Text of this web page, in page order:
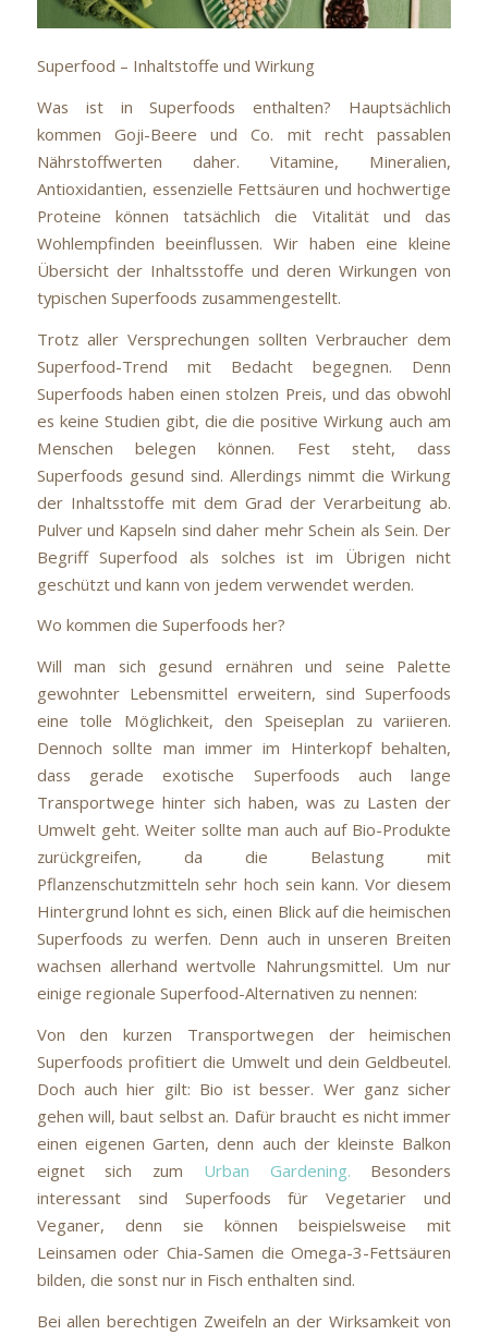
Superfood – Inhaltstoffe und Wirkung
Was ist in Superfoods enthalten? Hauptsächlich
kommen Goji-Beere und Co. mit recht passablen
Nährstoffwerten daher. Vitamine, Mineralien,
Antioxidantien, essenzielle Fettsäuren und hochwertige
Proteine können tatsächlich die Vitalität und das
Wohlempfinden beeinflussen. Wir haben eine kleine
Übersicht der Inhaltsstoffe und deren Wirkungen von
typischen Superfoods zusammengestellt.
Trotz aller Versprechungen sollten Verbraucher dem
Superfood-Trend mit Bedacht begegnen. Denn
Superfoods haben einen stolzen Preis, und das obwohl
es keine Studien gibt, die die positive Wirkung auch am
Menschen belegen können. Fest steht, dass
Superfoods gesund sind. Allerdings nimmt die Wirkung
der Inhaltsstoffe mit dem Grad der Verarbeitung ab.
Pulver und Kapseln sind daher mehr Schein als Sein. Der
Begriff Superfood als solches ist im Übrigen nicht
geschützt und kann von jedem verwendet werden.
Wo kommen die Superfoods her?
Will man sich gesund ernähren und seine Palette
gewohnter Lebensmittel erweitern, sind Superfoods
eine tolle Möglichkeit, den Speiseplan zu variieren.
Dennoch sollte man immer im Hinterkopf behalten,
dass gerade exotische Superfoods auch lange
Transportwege hinter sich haben, was zu Lasten der
Umwelt geht. Weiter sollte man auch auf Bio-Produkte
zurückgreifen, da die Belastung mit
Pflanzenschutzmitteln sehr hoch sein kann. Vor diesem
Hintergrund lohnt es sich, einen Blick auf die heimischen
Superfoods zu werfen. Denn auch in unseren Breiten
wachsen allerhand wertvolle Nahrungsmittel. Um nur
einige regionale Superfood-Alternativen zu nennen:
Von den kurzen Transportwegen der heimischen
Superfoods profitiert die Umwelt und dein Geldbeutel.
Doch auch hier gilt: Bio ist besser. Wer ganz sicher
gehen will, baut selbst an. Dafür braucht es nicht immer
einen eigenen Garten, denn auch der kleinste Balkon
eignet sich zum Urban Gardening. Besonders
interessant sind Superfoods für Vegetarier und
Veganer, denn sie können beispielsweise mit
Leinsamen oder Chia-Samen die Omega-3-Fettsäuren
bilden, die sonst nur in Fisch enthalten sind.
Bei allen berechtigen Zweifeln an der Wirksamkeit von